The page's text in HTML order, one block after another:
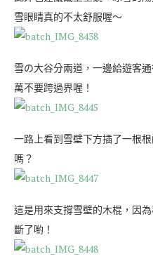
雪眼睛真的不太舒服喔～
雪の大谷分兩道，一邊給遊客
萬不要跨過界喔！
一路上看到雪壁下方插了一根
嗎？
這是用來支撐雪壁的木棍，因
斷了喲！